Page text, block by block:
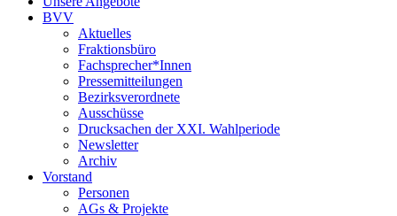
BVV
Aktuelles
Fraktionsbüro
Fachsprecher*Innen
Pressemitteilungen
Bezirksverordnete
Ausschüsse
Drucksachen der XXI. Wahlperiode
Newsletter
Archiv
Vorstand
Personen
AGs & Projekte